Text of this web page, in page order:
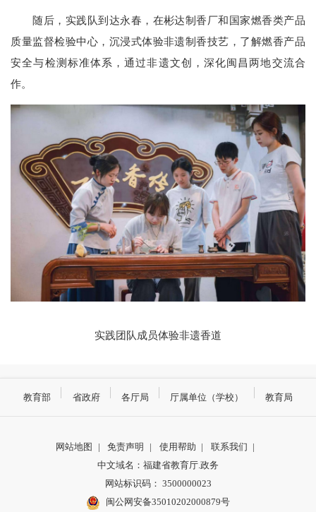
随后，实践队到达永春，在彬达制香厂和国家燃香类产品
质量监督检验中心，沉浸式体验非遗制香技艺，了解燃香产品
安全与检测标准体系，通过非遗文创，深化闽昌两地交流合
作。
实践团队成员体验非遗香道
教育部 省政府 各厅局 厅属单位（学校） 教育局
网站地图 | 免责声明 | 使用帮助 | 联系我们 |
中文域名：福建省教育厅.政务
网站标识码： 3500000023
闽公网安备35010202000879号